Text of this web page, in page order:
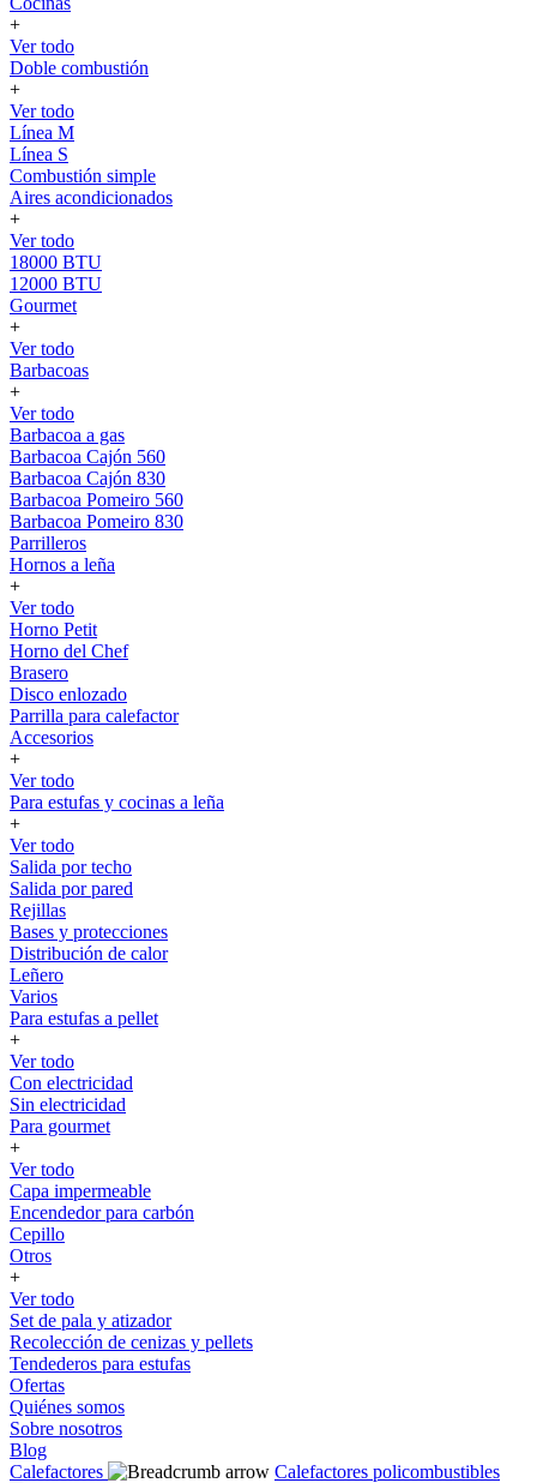
+
Ver todo
Doble combustión
+
Ver todo
Línea M
Línea S
Combustión simple
Aires acondicionados
+
Ver todo
18000 BTU
12000 BTU
Gourmet
+
Ver todo
Barbacoas
+
Ver todo
Barbacoa a gas
Barbacoa Cajón 560
Barbacoa Cajón 830
Barbacoa Pomeiro 560
Barbacoa Pomeiro 830
Parrilleros
Hornos a leña
+
Ver todo
Horno Petit
Horno del Chef
Brasero
Disco enlozado
Parrilla para calefactor
Accesorios
+
Ver todo
Para estufas y cocinas a leña
+
Ver todo
Salida por techo
Salida por pared
Rejillas
Bases y protecciones
Distribución de calor
Leñero
Varios
Para estufas a pellet
+
Ver todo
Con electricidad
Sin electricidad
Para gourmet
+
Ver todo
Capa impermeable
Encendedor para carbón
Cepillo
Otros
+
Ver todo
Set de pala y atizador
Recolección de cenizas y pellets
Tendederos para estufas
Ofertas
Quiénes somos
Sobre nosotros
Blog
Calefactores
Calefactores policombustibles